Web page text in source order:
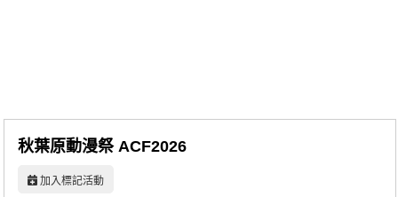
繪圖藝廊
交流中心
攤位轉讓區
秋葉原動漫祭 ACF2026
加入標記活動